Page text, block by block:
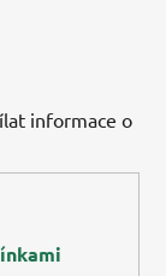
informace o